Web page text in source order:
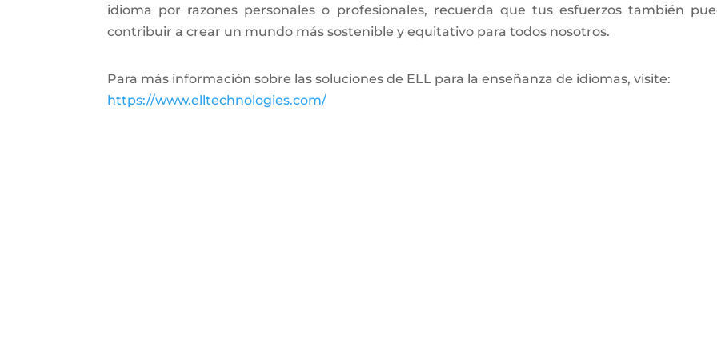
idioma por razones personales o profesionales, recuerda que tus esfuerzos también
contribuir a crear un mundo más sostenible y equitativo para todos nosotros.
Para más información sobre las soluciones de ELL para la enseñanza de idiomas, visite:
https://www.elltechnologies.com/